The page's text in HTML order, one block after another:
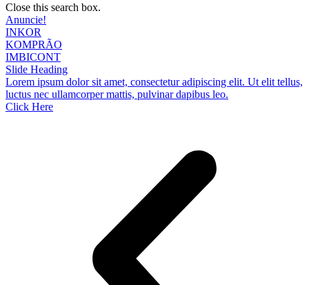
Close this search box.
Anuncie!
INKOR
KOMPRÃO
IMBICONT
Slide Heading
Lorem ipsum dolor sit amet, consectetur adipiscing elit. Ut elit tellus,
luctus nec ullamcorper mattis, pulvinar dapibus leo.
Click Here